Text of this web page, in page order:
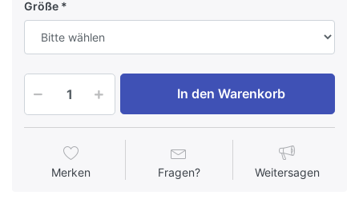
Größe
In den Warenkorb
Merken Fragen? Weitersagen